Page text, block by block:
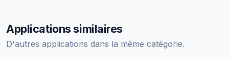
Applications similaires
D'autres applications dans la même catégorie.